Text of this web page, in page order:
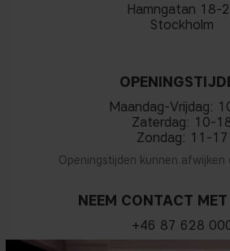
Hamngatan 18-
Stockholm
Maandag-Vrijdag:
Zaterdag: 10-
Zondag: 11-17
Openingstijden kunnen
NEEM CONTACT
+46 87 628